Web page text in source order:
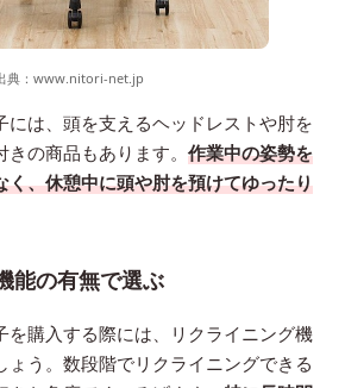
典： www.nitori-net.jp
には、頭を支えるヘッドレストや肘を
の商品もあります。 作業中の姿勢を
く、休憩中に頭や肘を預けてゆったり
能の有無で選ぶ
を購入する際には、リクライニング機
ょう。数段階でリクライニングできる